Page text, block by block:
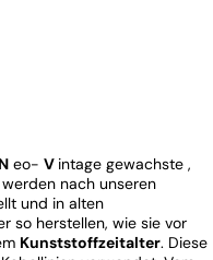
N eo- V intage gewachste ,
nach unseren
und in alten
so herstellen, wie sie vor
Kunststoffzeitalter. Diese